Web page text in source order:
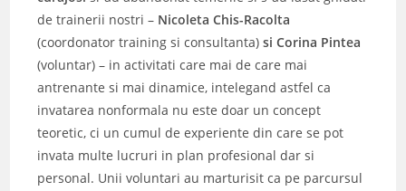
de trainerii nostri – Nicoleta Chis-Racolta
(coordonator training si consultanta) si Corina Pintea
(voluntar) – in activitati care mai de care mai
antrenante si mai dinamice, intelegand astfel ca
invatarea nonformala nu este doar un concept
teoretic, ci un cumul de experiente din care se pot
invata multe lucruri in plan profesional dar si
personal. Unii voluntari au marturisit ca pe parcursul